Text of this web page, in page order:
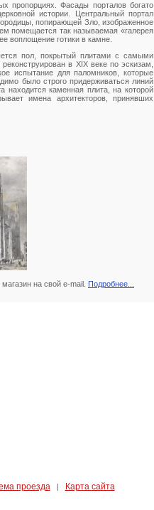
пропорциях. Фасады порталов богато
истории. Центральный портал
попирающей Зло, изображенное
помещается так называемая «галерея
воплощение готики в камне.
пол, покрытый плитами с самыми
в XIX веке по эскизам,
испытание для паломников, которые
было строго придерживаться линий
каменная плита, на которой
имена архитекторов, принявших
на свой e-mail. Подробнее...
проезда |
Карта сайта